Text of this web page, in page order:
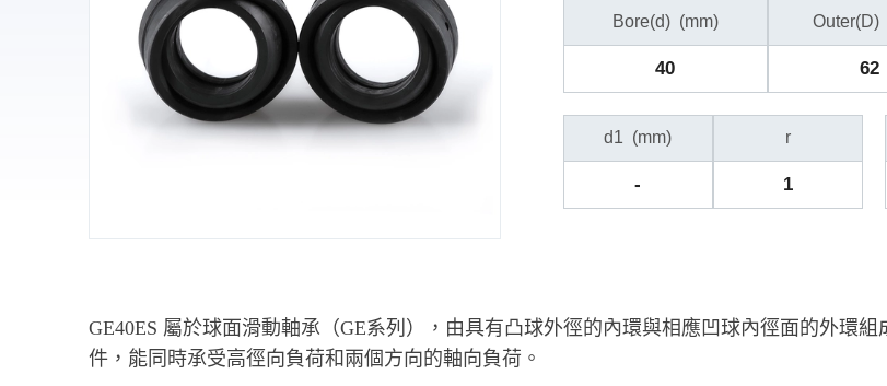
Bore(d) (mm)
40
Outer(D)
62
d1 (mm)
-
r
1
GE40ES 屬於球面滑動軸承（GE系列），由具有凸球外徑的內環與相應凹球內徑面的外環
件，能同時承受高徑向負荷和兩個方向的軸向負荷。